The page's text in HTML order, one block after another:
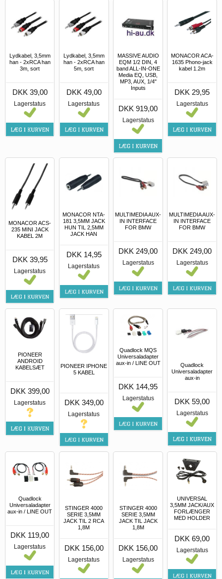
Lydkabel, 3,5mm
han - 2xRCA han
3m, sort
DKK 39,00
Lagerstatus
Lydkabel, 3,5mm
han - 2xRCA han
5m, sort
DKK 49,00
Lagerstatus
MASSIVE AUDIO
EQM 1/2 DIN, 4
band ALL-IN-ONE
Media EQ, USB,
MP3, AUX, 1/4"
Inputs
DKK 919,00
Lagerstatus
MONACOR ACA-
1635 Phono-jack
kabel 1.2m
DKK 29,95
Lagerstatus
MONACOR ACS-
235 MINI JACK
KABEL 2M
DKK 39,95
Lagerstatus
MONACOR NTA-
181 3,5MM JACK
HUN TIL 2,5MM
JACK HAN
DKK 14,95
Lagerstatus
MULTIMEDIA AUX-
IN INTERFACE
FOR BMW
DKK 249,00
Lagerstatus
MULTIMEDIA AUX-
IN INTERFACE
FOR BMW
DKK 249,00
Lagerstatus
PIONEER
ANDROID
KABELSÆT
DKK 399,00
Lagerstatus
PIONEER IPHONE
5 KABEL
DKK 349,00
Lagerstatus
Quadlock MQS
Universaladapter
aux-in / LINE OUT
DKK 144,95
Lagerstatus
Quadlock
Universaladapter
aux-in
DKK 59,00
Lagerstatus
Quadlock
Universaladapter
aux-in / LINE OUT
DKK 119,00
Lagerstatus
STINGER 4000
SERIE 3,5MM
JACK TIL 2 RCA
1,8M
DKK 156,00
Lagerstatus
STINGER 4000
SERIE 3,5MM
JACK TIL JACK
1,8M
DKK 156,00
Lagerstatus
UNIVERSAL
3,5MM JACK/AUX
FORLÆNGER
MED HOLDER
DKK 69,00
Lagerstatus